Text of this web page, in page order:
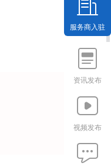
服务商入驻
资讯发布
视频发布